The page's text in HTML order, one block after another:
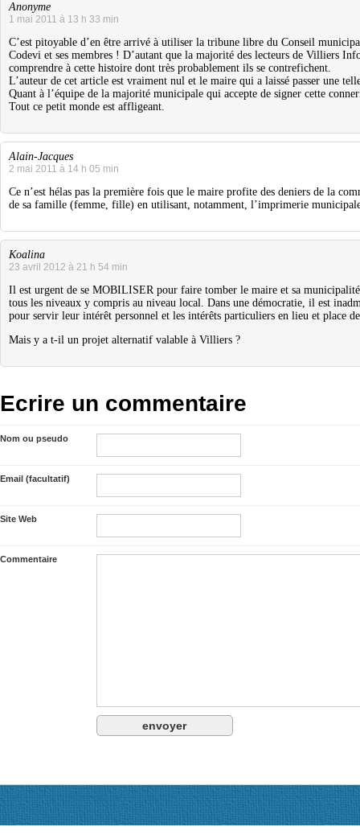
Anonyme
1 mai 2011 à 13 h 33 min
C’est pitoyable d’en être arrivé à utiliser la tribune libre du Conseil
Codevi et ses membres ! D’autant que la majorité des lecteurs de Villiers
comprendre à cette histoire dont très probablement ils se contrefichent.
L’auteur de cet article est vraiment nul et le maire qui a laissé passer une
Quant à l’équipe de la majorité municipale qui accepte de signer cette
Tout ce petit monde est affligeant.
Alain-Jacques
2 mai 2011 à 14 h 05 min
Ce n’est hélas pas la première fois que le maire profite des deniers de la
de sa famille (femme, fille) en utilisant, notamment, l’imprimerie
Koalina
23 avril 2012 à 21 h 54 min
Il est urgent de se MOBILISER pour faire tomber le maire et sa
tous les niveaux y compris au niveau local. Dans une démocratie, il est
pour servir leur intérêt personnel et les intérêts particuliers en lieu et place
Mais y a t-il un projet alternatif valable à Villiers ?
Ecrire un commentaire
Nom ou pseudo
Email (facultatif)
Site Web
Commentaire
Actualités Le Codevi adhésion, dons, statuts